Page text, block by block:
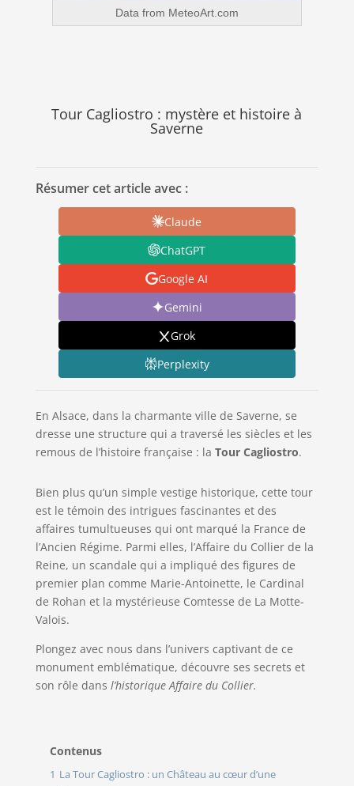
Data from MeteoArt.com
Tour Cagliostro : mystère et histoire à
Saverne
Résumer cet article avec :
Claude
ChatGPT
Google AI
Gemini
Grok
Perplexity
En Alsace, dans la charmante ville de Saverne, se
dresse une structure qui a traversé les siècles et les
remous de l’histoire française : la Tour Cagliostro.
Bien plus qu’un simple vestige historique, cette tour
est le témoin des intrigues fascinantes et des
affaires tumultueuses qui ont marqué la France de
l’Ancien Régime. Parmi elles, l’Affaire du Collier de la
Reine, un scandale qui a impliqué des figures de
premier plan comme Marie-Antoinette, le Cardinal
de Rohan et la mystérieuse Comtesse de La Motte-
Valois.
Plongez avec nous dans l’univers captivant de ce
monument emblématique, découvre ses secrets et
son rôle dans l’historique Affaire du Collier.
Contenus
1 La Tour Cagliostro : un Château au cœur d’une